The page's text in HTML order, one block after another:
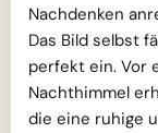
Nachdenken
Das Bild selbst
perfekt ein. Vor
Nachthimmel
die eine ruhige